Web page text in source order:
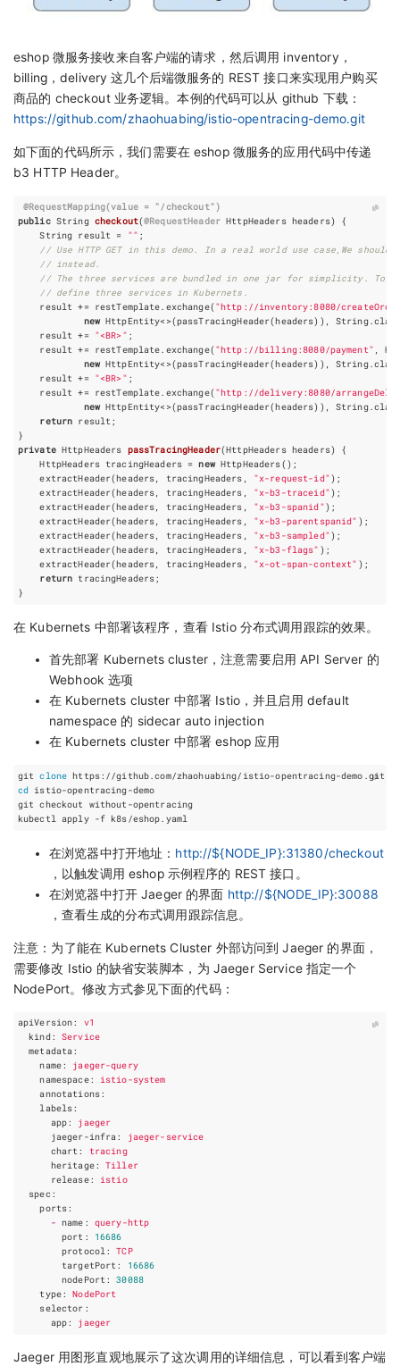
eshop 微服务接收来自客户端的请求，然后调用 inventory，
billing，delivery 这几个后端微服务的 REST 接口来实现用户购买
商品的 checkout 业务逻辑。本例的代码可以从 github 下载：
https://github.com/zhaohuabing/istio-opentracing-demo.git
如下面的代码所示，我们需要在 eshop 微服务的应用代码中传递
b3 HTTP Header。
@RequestMapping(value = "/checkout")
public String checkout(@RequestHeader HttpHeaders headers)
{
String result = "" ;
// Use HTTP GET in this demo. In a real world use case,We should
// instead.
// The three services are bundled in one jar for simplicity. To
// define three services in Kubernets.
result += restTemplate. exchange("http://inventory:8080/
new HttpEntity<>(passTracingHeader(headers)), String.
result += "<BR>" ;
result += restTemplate. exchange("http://billing:8080/payment" ,
new HttpEntity<>(passTracingHeader(headers)), String.
result += "<BR>" ;
result += restTemplate. exchange("http://delivery:8080/
new HttpEntity<>(passTracingHeader(headers)), String.
return result ;
}
private HttpHeaders passTracingHeader(HttpHeaders headers)
{
HttpHeaders tracingHeaders = new HttpHeaders();
extractHeader(headers, tracingHeaders , "x-request-id");
extractHeader(headers, tracingHeaders , "x-b3-traceid");
extractHeader(headers, tracingHeaders , "x-b3-spanid");
extractHeader(headers, tracingHeaders , "x-b3-parentspanid" );
extractHeader(headers, tracingHeaders , "x-b3-sampled");
extractHeader(headers, tracingHeaders , "x-b3-flags" );
extractHeader(headers, tracingHeaders , "x-ot-span-context" );
return tracingHeaders;
}
在 Kubernets 中部署该程序，查看 Istio 分布式调用跟踪的效果。
首先部署 Kubernets cluster，注意需要启用 API Server 的
Webhook 选项
在 Kubernets cluster 中部署 Istio，并且启用 default
namespace 的 sidecar auto injection
在 Kubernets cluster 中部署 eshop 应用
git clone
cd
在浏览器中打开地址： http://${NODE_IP}:31380/checkout
，以触发调用 eshop 示例程序的 REST 接口。
在浏览器中打开 Jaeger 的界面 http://${NODE_IP}:30088
，查看生成的分布式调用跟踪信息。
注意：为了能在 Kubernets Cluster 外部访问到 Jaeger 的界面，
需要修改 Istio 的缺省安装脚本，为 Jaeger Service 指定一个
NodePort。修改方式参见下面的代码：
apiVersion:
v1
kind :
Service
metadata:
name:
jaeger-query
namespace:
istio-system
annotations:
labels:
app:
jaeger
jaeger-infra:
jaeger-service
chart :
tracing
heritage:
Tiller
release:
istio
spec :
ports:
- name :
query-http
port :
16686
protocol:
TCP
targetPort :
16686
nodePort :
30088
type:
NodePort
selector :
app: jaeger
Jaeger 用图形直观地展示了这次调用的详细信息，可以看到客户端